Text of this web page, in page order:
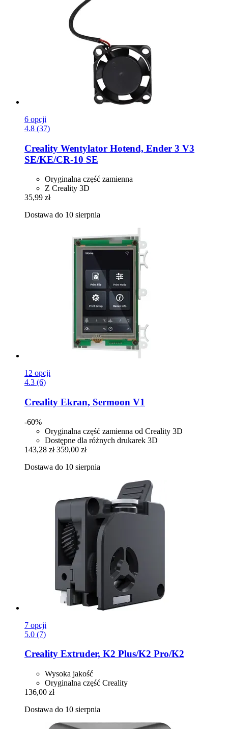
6 opcji
4.8 (37)
Creality Wentylator Hotend, Ender 3 V3
SE/KE/CR-​10 SE
Oryginalna część zamienna
Z Creality 3D
35,99 zł
Dostawa do 10 sierpnia
12 opcji
4.3 (6)
Creality Ekran, Sermoon V1
-60%
Oryginalna część zamienna od Creality 3D
Dostępne dla różnych drukarek 3D
143,28 zł 359,00 zł
Dostawa do 10 sierpnia
7 opcji
5.0 (7)
Creality Extruder, K2 Plus/K2 Pro/K2
Wysoka jakość
Oryginalna część Creality
136,00 zł
Dostawa do 10 sierpnia